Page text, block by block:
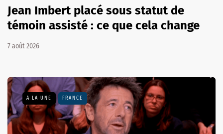
Jean Imbert placé sous statut de
témoin assisté : ce que cela change
7 août 2026
A LA UNE FRANCE